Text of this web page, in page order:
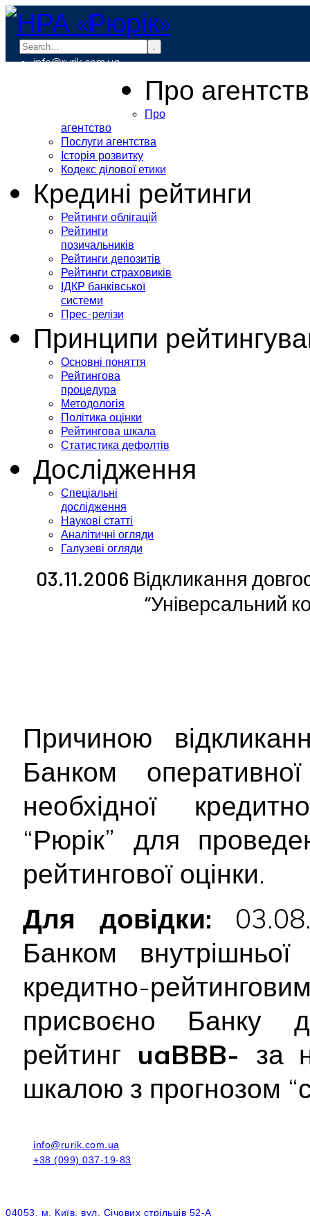
.
info@rurik.com.ua
Про
Про
агентство
Послуги агентства
Історія розвитку
Кодекс ділової етики
Кредині рейтинги
Рейтинги облігацій
Рейтинги
позичальників
Рейтинги депозитів
Рейтинги страховиків
ІДКР банківської
системи
Прес-релізи
Принципи
Основні поняття
Рейтингова
процедура
Методологія
Політика оцінки
Рейтингова шкала
Статистика дефолтів
Дослідження
Спеціальні
дослідження
Наукові статті
Аналітичні огляди
Галузеві огляди
03.11.2006 Відкликання
“Універсальний
Причиною
Банком
необхідної
“Рюрік” для
рейтингової оцінки.
Для довідки:
Банком внутрішньої
кредитно-
присвоєно Банку
рейтинг uaBBB- за
шкалою з прогнозом
info@rurik.com.ua
+38 (099) 037-19-83
04053, м. Київ, вул. Січових стрільців 52-А